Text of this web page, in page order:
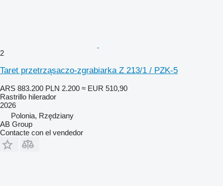
2
Taret przetrząsaczo-zgrabiarka Z 213/1 / PZK-5
ARS 883.200 PLN 2.200 ≈ EUR 510,90
Rastrillo hilerador
2026
Polonia, Rzędziany
AB Group
Contacte con el vendedor